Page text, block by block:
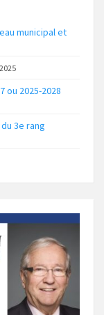
municipal et
ou 2025-2028
3e rang